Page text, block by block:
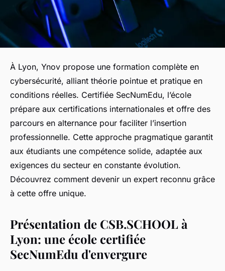
À Lyon, Ynov propose une formation complète en
cybersécurité, alliant théorie pointue et pratique en
conditions réelles. Certifiée SecNumEdu, l’école
prépare aux certifications internationales et offre des
parcours en alternance pour faciliter l’insertion
professionnelle. Cette approche pragmatique garantit
aux étudiants une compétence solide, adaptée aux
exigences du secteur en constante évolution.
Découvrez comment devenir un expert reconnu grâce
à cette offre unique.
Présentation de CSB.SCHOOL à
Lyon: une école certifiée
SecNumEdu d'envergure